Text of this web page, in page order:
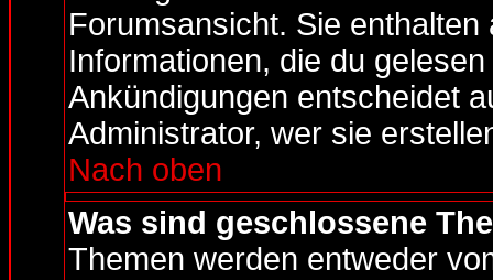
Forumsansicht. Sie
Informationen, die du
Ankündigungen entscheidet
Administrator, wer sie
Nach oben
Was sind geschlossene
Themen werden entweder